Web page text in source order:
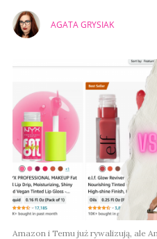
AGATA GRYSIAK
Amazon i Temu już rywalizują, ale